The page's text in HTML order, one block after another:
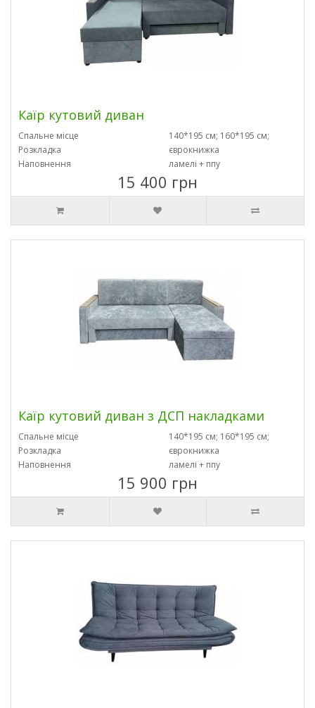
Каїр кутовий диван
Спальне місце
140*195 см; 160*195 см;
Розкладка
єврокнижка
Наповнення
ламелі + ппу
15 400 грн
Каїр кутовий диван з ДСП накладками
Спальне місце
140*195 см; 160*195 см;
Розкладка
єврокнижка
Наповнення
ламелі + ппу
15 900 грн